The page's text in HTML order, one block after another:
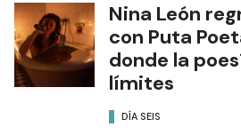
Nina León
con Puta
donde la
límites
DÍA SEIS